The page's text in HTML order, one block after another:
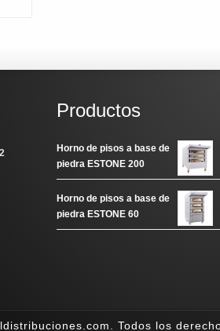
Productos
Horno de pisos a base de
piedra ESTONE 200
Horno de pisos a base de
piedra ESTONE 60
Todos los